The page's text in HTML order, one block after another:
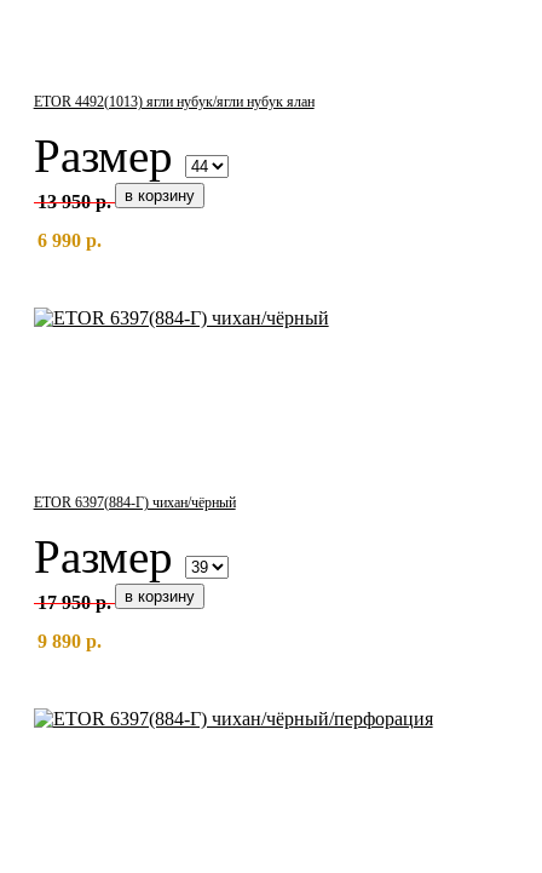
ETOR 4492(1013) ягли нубук/ягли нубук ялан
Размер
13 950 р.
6 990 р.
ETOR 6397(884-Г) чихан/чёрный
Размер
17 950 р.
9 890 р.